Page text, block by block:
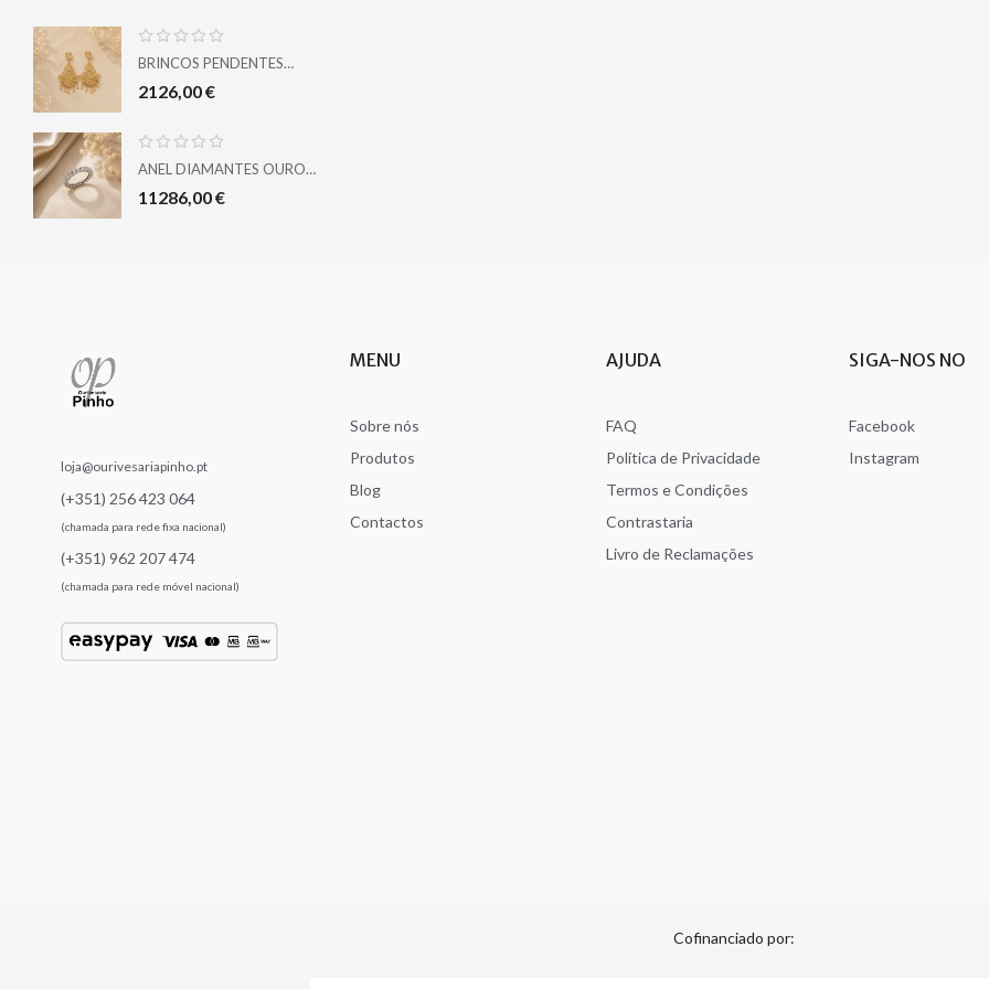
BRINCOS PENDENTES
FILIGRANA OURO 19,2KT
2126,00€
ANEL DIAMANTES OURO
BRANCO 19,2KT
11286,00€
loja@ourivesariapinho.pt
(+351) 256 423 064
(chamada para rede fixa nacional)
(+351) 962 207 474
(chamada para rede móvel nacional)
MENU
Sobre nós
Produtos
Blog
Contactos
AJUDA
FAQ
Política de Privacidade
Termos e Condições
Contrastaria
Livro de Reclamações
SIGA-NOS NO
Facebook
Instagram
Cofinanciado por: